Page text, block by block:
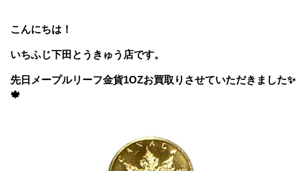
こんにちは！
いちふじ下田とうきゅう店です。
先日メープルリーフ金貨1OZお買取りさせていただきました✨
🍁